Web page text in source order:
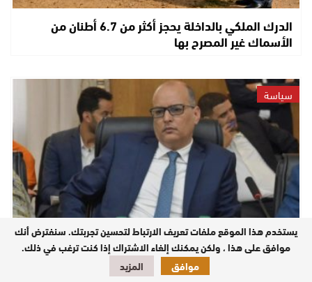
الدرك الملكي بالداخلة يحجز أكثر من 6.7 أطنان من
الأسماك غير المصرح بها
سياسة
حم أهل بابا لـ”صوت الصحراء”: خياري السياسي محسوم
يستخدم هذا الموقع ملفات تعريف الارتباط لتحسين تجربتك. سنفترض أنك
موافق على هذا ، ولكن يمكنك إلغاء الاشتراك إذا كنت ترغب في ذلك.
موافق
المزيد